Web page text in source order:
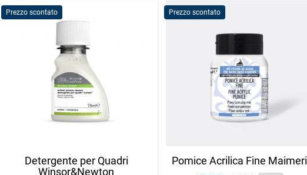
Prezzo scontato
Detergente per Quadri
Winsor&Newton
Prezzo scontato
Pomice Acrilica Fine Maimeri